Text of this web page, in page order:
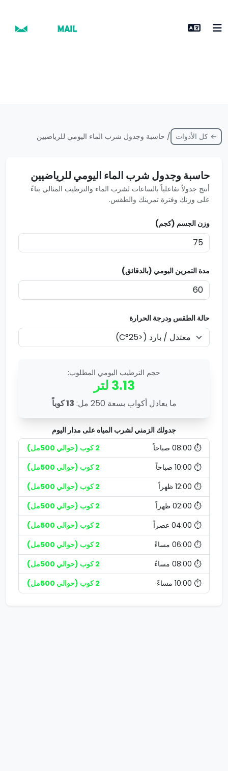
← كل الأدوات / حاسبة وجدول شرب الماء اليومي للرياضيين
حاسبة وجدول شرب الماء اليومي للرياضيين
أنتج جدولاً تفاعلياً بالساعات لشرب الماء والترطيب المثالي بناءً
على وزنك وفترة تمرينك والطقس.
وزن الجسم (كجم)
مدة التمرين اليومي (بالدقائق)
حالة الطقس ودرجة الحرارة
حجم الترطيب اليومي المطلوب:
3.13 لتر
ما يعادل أكواب بسعة 250 مل: 13كوباً
جدولك الزمني لشرب المياه على مدار اليوم
⏱️ 08:00 صباحاً
2 كوب (حوالي 500مل)
⏱️ 10:00 صباحاً
2 كوب (حوالي 500مل)
⏱️ 12:00 ظهراً
2 كوب (حوالي 500مل)
⏱️ 02:00 ظهراً
2 كوب (حوالي 500مل)
⏱️ 04:00 عصراً
2 كوب (حوالي 500مل)
⏱️ 06:00 مساءً
2 كوب (حوالي 500مل)
⏱️ 08:00 مساءً
2 كوب (حوالي 500مل)
⏱️ 10:00 مساءً
2 كوب (حوالي 500مل)